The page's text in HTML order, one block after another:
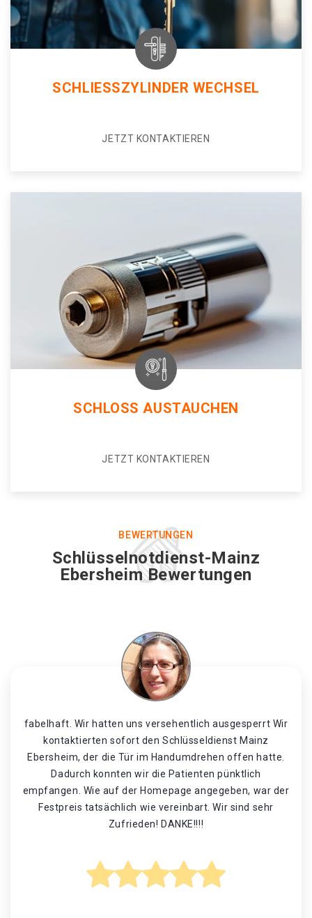
SCHLIESSZYLINDER WECHSEL
JETZT KONTAKTIEREN
SCHLOSS AUSTAUCHEN
JETZT KONTAKTIEREN
BEWERTUNGEN
Schlüsselnotdienst-Mainz
Ebersheim Bewertungen
fabelhaft. Wir hatten uns versehentlich ausgesperrt Wir
kontaktierten sofort den Schlüsseldienst Mainz
Ebersheim, der die Tür im Handumdrehen offen hatte.
Dadurch konnten wir die Patienten pünktlich
empfangen. Wie auf der Homepage angegeben, war der
Festpreis tatsächlich wie vereinbart. Wir sind sehr
Zufrieden! DANKE!!!!